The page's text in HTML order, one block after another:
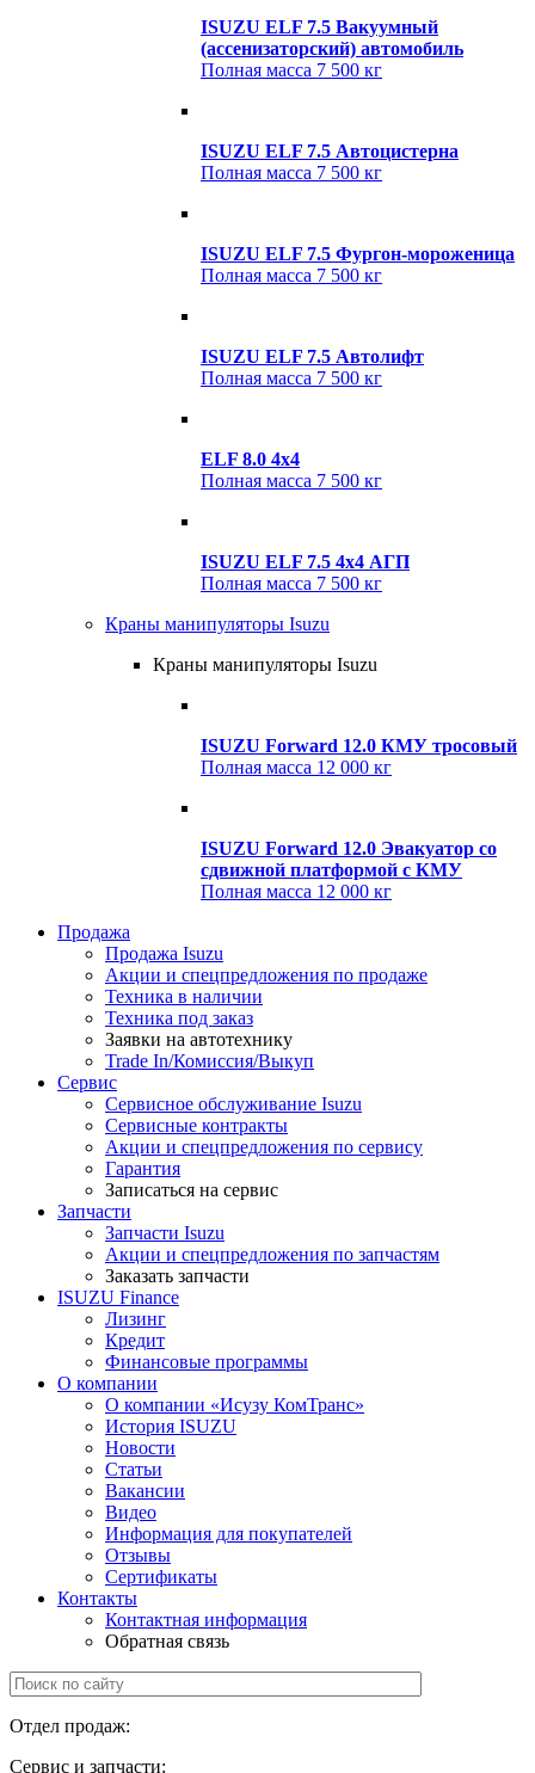
ISUZU ELF 7.5 Вакуумный
(ассенизаторский) автомобиль
Полная масса 7 500 кг
ISUZU ELF 7.5 Автоцистерна
Полная масса 7 500 кг
ISUZU ELF 7.5 Фургон-мороженица
Полная масса 7 500 кг
ISUZU ELF 7.5 Автолифт
Полная масса 7 500 кг
ELF 8.0 4x4
Полная масса 7 500 кг
ISUZU ELF 7.5 4x4 АГП
Полная масса 7 500 кг
Краны манипуляторы Isuzu
Краны манипуляторы Isuzu
ISUZU Forward 12.0 КМУ тросовый
Полная масса 12 000 кг
ISUZU Forward 12.0 Эвакуатор со
сдвижной платформой с КМУ
Полная масса 12 000 кг
Продажа
Продажа Isuzu
Акции и спецпредложения по продаже
Техника в наличии
Техника под заказ
Заявки на автотехнику
Trade In/Комиссия/Выкуп
Сервис
Сервисное обслуживание Isuzu
Сервисные контракты
Акции и спецпредложения по сервису
Гарантия
Записаться на сервис
Запчасти
Запчасти Isuzu
Акции и спецпредложения по запчастям
Заказать запчасти
ISUZU Finance
Лизинг
Кредит
Финансовые программы
О компании
О компании «Исузу КомТранс»
История ISUZU
Новости
Статьи
Вакансии
Видео
Информация для покупателей
Отзывы
Сертификаты
Контакты
Контактная информация
Обратная связь
Отдел продаж:
Сервис и запчасти: